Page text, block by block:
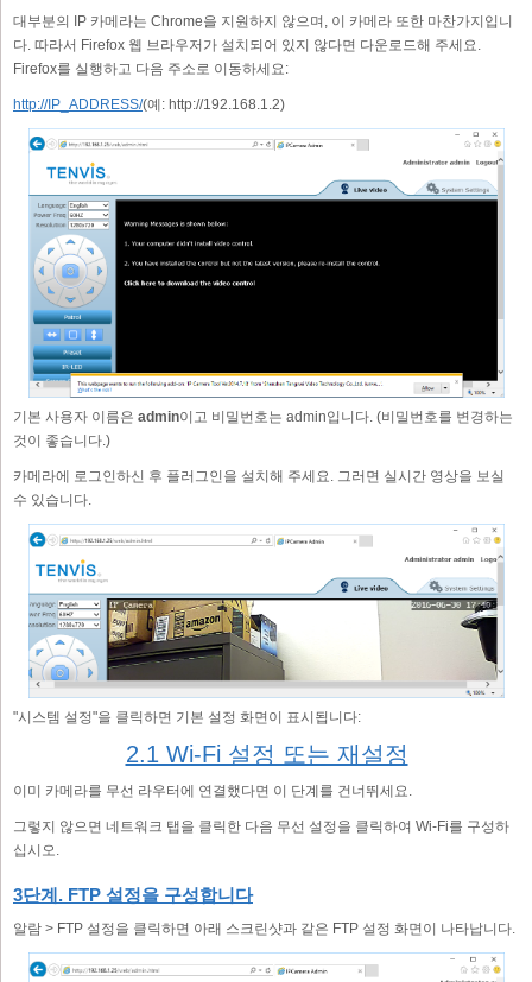
대부분의 IP 카메라는 Chrome을 지원하지 않으며, 이 카메라 또한 마찬가지입니
다. 따라서 Firefox 웹 브라우저가 설치되어 있지 않다면 다운로드해 주세요.
Firefox를 실행하고 다음 주소로 이동하세요:
http://IP_ADDRESS/(예: http://192.168.1.2)
기본 사용자 이름은 admin이고 비밀번호는 admin입니다. (비밀번호를 변경하는
것이 좋습니다.)
카메라에 로그인하신 후 플러그인을 설치해 주세요. 그러면 실시간 영상을 보실
수 있습니다.
"시스템 설정"을 클릭하면 기본 설정 화면이 표시됩니다:
2.1 Wi-Fi 설정 또는 재설정
이미 카메라를 무선 라우터에 연결했다면 이 단계를 건너뛰세요.
그렇지 않으면 네트워크 탭을 클릭한 다음 무선 설정을 클릭하여 Wi-Fi를 구성하
십시오.
3단계. FTP 설정을 구성합니다
알람 > FTP 설정을 클릭하면 아래 스크린샷과 같은 FTP 설정 화면이 나타납니다.